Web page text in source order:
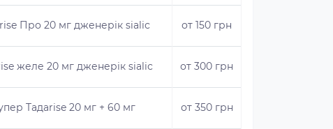
Про 20 мг дженерік sialiс от 150 грн
желе 20 мг дженерік sialiс от 300 грн
Taдаrise 20 мг + 60 мг от 350 грн